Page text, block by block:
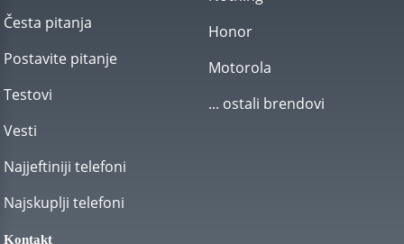
Česta pitanja
Postavite pitanje
Testovi
Vesti
Najjeftiniji telefoni
Najskuplji telefoni
Honor
Motorola
... ostali brendovi
Kontakt